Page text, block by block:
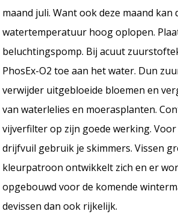
maand juli. Want ook deze maand kan
watertemperatuur hoog oplopen.
beluchtingspomp. Bij acuut
PhosEx-O2 toe aan het water. Dun
verwijder uitgebloeide bloemen en
van waterlelies en moerasplanten.
vijverfilter op zijn goede werking.
drijfvuil gebruik je skimmers. Vissen
kleurpatroon ontwikkelt zich en er
opgebouwd voor de komende
devissen dan ook rijkelijk.